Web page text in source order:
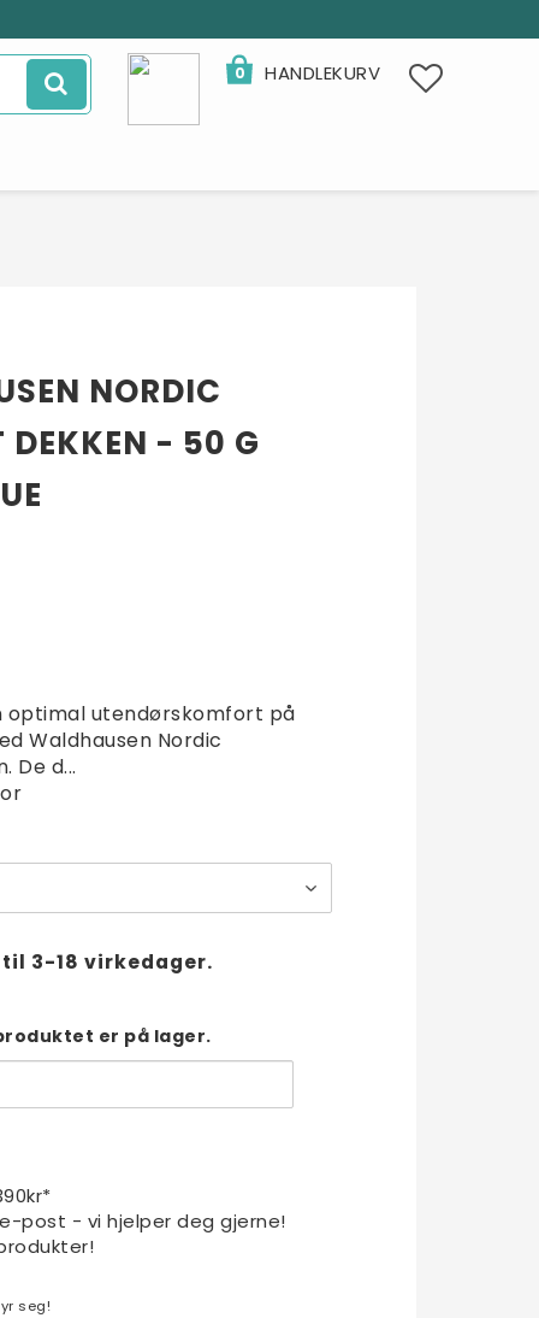
0 HANDLEKURV
NORDIC
DEKKEN - 50 G
of favorites
optimal utendørskomfort på
Waldhausen Nordic
De d...
til 3-18 virkedager.
er på lager.
post - vi hjelper deg gjerne!
seg!